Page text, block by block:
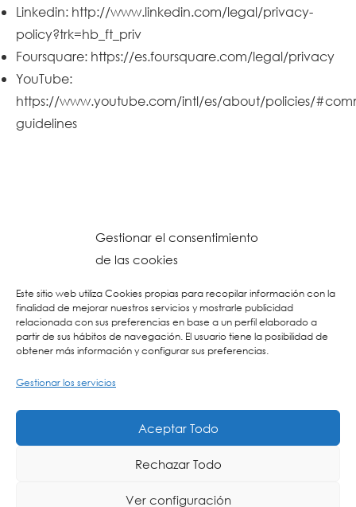
Gestionar el consentimiento
de las cookies
Este sitio web utiliza Cookies propias para recopilar información con la
finalidad de mejorar nuestros servicios y mostrarle publicidad
relacionada con sus preferencias en base a un perfil elaborado a
partir de sus hábitos de navegación. El usuario tiene la posibilidad de
obtener más información y configurar sus preferencias.
Gestionar los servicios
Aceptar Todo
Rechazar Todo
Ver configuración
Linkedin: http://www.linkedin.com/legal/privacy-
policy?trk=hb_ft_priv
Foursquare: https://es.foursquare.com/legal/privacy
YouTube:
https://www.youtube.com/intl/es/about/policies/
guidelines
Aviso Legal-Buzón Ético
La Consulta Creativa